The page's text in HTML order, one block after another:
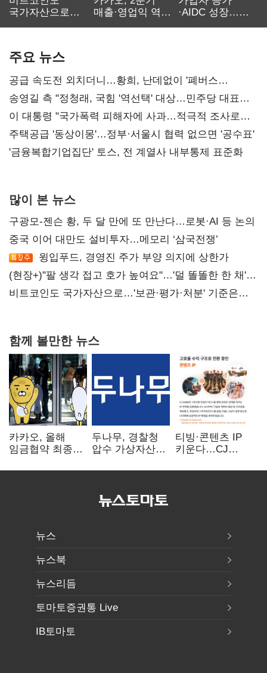
국가자산으로…'
매출·영업익 역대
·AIDC 성장…
주요 뉴스
공급 속도전 외치더니…황희, 난데없이 '폐버스
리모델링' 제안
송영길 측 "정청래, 국힘 '역선택' 대상…민주당 대표로
총선 지휘 못해"
이 대통령 "국가폭력 피해자에 사과…적극적 조사로
진실 밝혀야"
주택공급 '동상이몽'…정부·서울시 협력 없으면 '공수표'
'금융복합기업집단' 토스, 전 계열사 내부통제 표준화
많이 본 뉴스
구광모-젠슨 황, 두 달 만에 또 만난다…로봇·AI 등 논의
중국 이어 대만도 설비투자…메모리 ‘삼국전쟁’
윙입푸드, 경영진 주가 부양 의지에 상한가
(현장+)"팔 생각 접고 호가 높여요"…'덜 똘똘한 한 채'
20억 키맞추기
비트코인도 국가자산으로…'보관·평가·처분' 기준은
함께 볼만한 뉴스
카카오, 올해
임금협약 최종
인상·격려금
두나무, 경찰청
압수 가상자산
커스터디 사업
티빙·콘텐츠 IP
키운다…CJ
글로벌 확장 가속
뉴스
뉴스북
뉴스리듬
토마토증권통 Live
IB토마토